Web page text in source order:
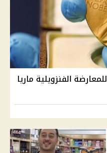
منح جائزة نوبل للسلام 2025 للمعارضة الفنزويلية ماريا